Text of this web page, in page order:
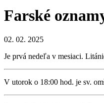
St
5.2.
Št
17:00
Farské
02. 02. 2025
Je prvá nedeľa v mesiaci.
V utorok o 18:00 hod. je sv.